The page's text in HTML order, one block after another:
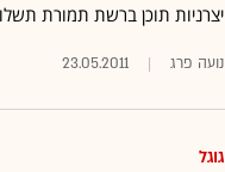
יצרניות תוכן ברשת תמורת
נועה פרג 23.05.2011
גוגל